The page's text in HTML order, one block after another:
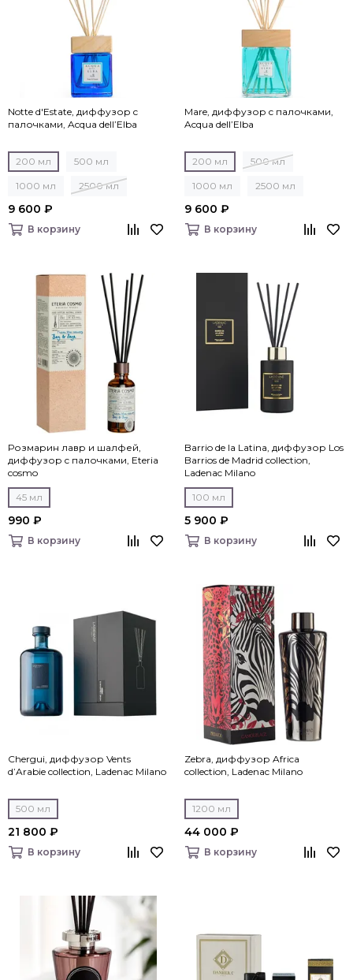
Notte d'Estate, диффузор c
палочками, Acqua dell’Elba
200 мл 500 мл
1000 мл 2500 мл
9 600 ₽
В корзину
Mare, диффузор c палочками,
Acqua dell’Elba
200 мл 500 мл
1000 мл 2500 мл
9 600 ₽
В корзину
Розмарин лавр и шалфей,
диффузор c палочками, Eteria
cosmo
45 мл
990 ₽
В корзину
Barrio de la Latina, диффузор Los
Barrios de Madrid collection,
Ladenac Milano
100 мл
5 900 ₽
В корзину
Chergui, диффузор Vents
d’Arabie collection, Ladenac Milano
500 мл
21 800 ₽
В корзину
Zebra, диффузор Africa
collection, Ladenac Milano
1200 мл
44 000 ₽
В корзину